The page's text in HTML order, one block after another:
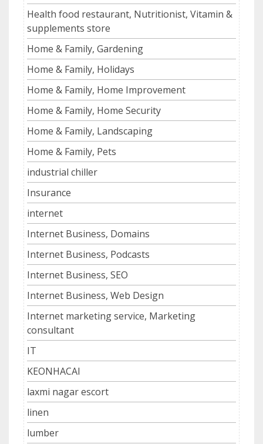
Health food restaurant, Nutritionist, Vitamin &
supplements store
Home & Family, Gardening
Home & Family, Holidays
Home & Family, Home Improvement
Home & Family, Home Security
Home & Family, Landscaping
Home & Family, Pets
industrial chiller
Insurance
internet
Internet Business, Domains
Internet Business, Podcasts
Internet Business, SEO
Internet Business, Web Design
Internet marketing service, Marketing
consultant
IT
KEONHACAI
laxmi nagar escort
linen
lumber